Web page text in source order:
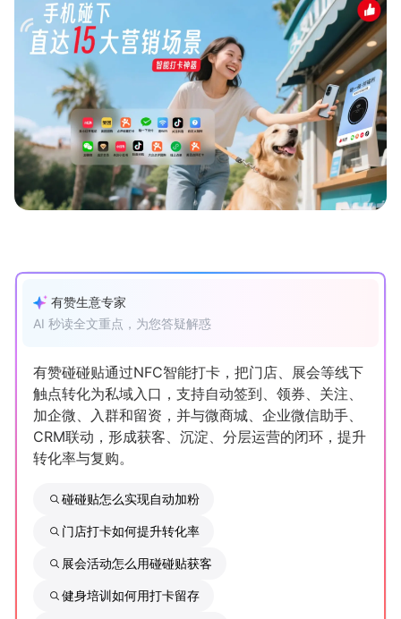
新零售大会 新零售茶会
新零售私享会 门店经营增长公开课
AllValue 战略合作
增长产品指南
智库 产品场景库
品牌消费观 行业报告
培训课程
私域课程 新零售内参
增长俱乐部
增长俱乐部 有赞商盟
商家社区 社群交流
有赞生意专家
AI 秒读全文重点，为您答疑解惑
有赞碰碰贴通过NFC智能打卡，把门店、展会等线下
触点转化为私域入口，支持自动签到、领券、关注、
加企微、入群和留资，并与微商城、企业微信助手、
CRM联动，形成获客、沉淀、分层运营的闭环，提升
转化率与复购。
碰碰贴怎么实现自动加粉
门店打卡如何提升转化率
展会活动怎么用碰碰贴获客
健身培训如何用打卡留存